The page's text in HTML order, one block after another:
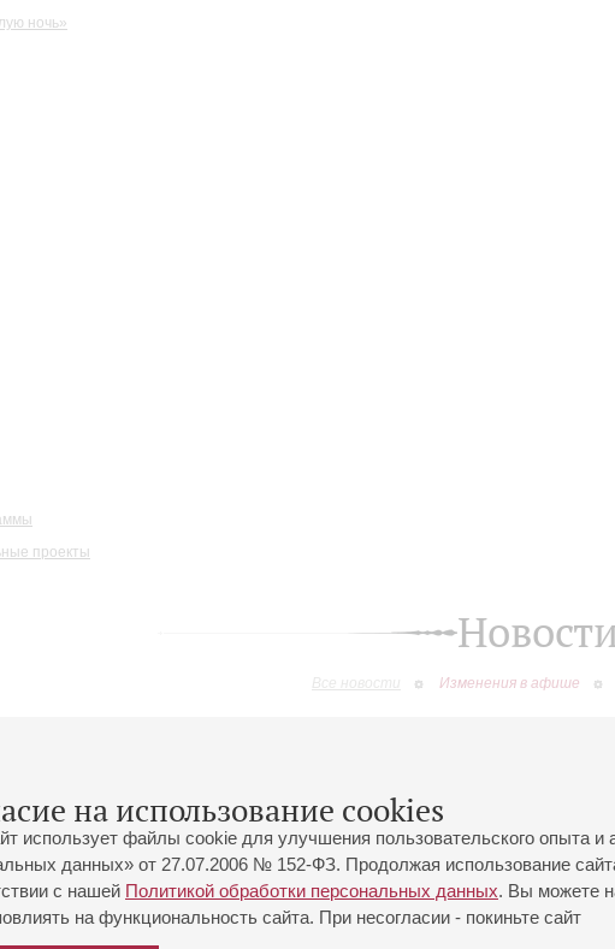
ночь»
проекты
Все новости Изменения в афише
на использование cookies
использует файлы cookie для улучшения пользовательского опыта
данных» от 27.07.2006 № 152-ФЗ. Продолжая использование
с нашей Политикой обработки персональных данных. Вы можете
на функциональность сайта. При несогласии - покиньте сайт
зал:
191186, Санкт-Петербург, Михайловская ул., 2
+7 (812) 240-01-00, +7 (812) 240-01-80
Часы работы кассы Большого зала: